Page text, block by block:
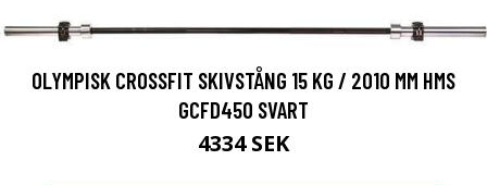
OLYMPISK CROSSFIT SKIVSTÅNG 15 KG / 2010 MM HMS
GCFD450 SVART
4334 SEK